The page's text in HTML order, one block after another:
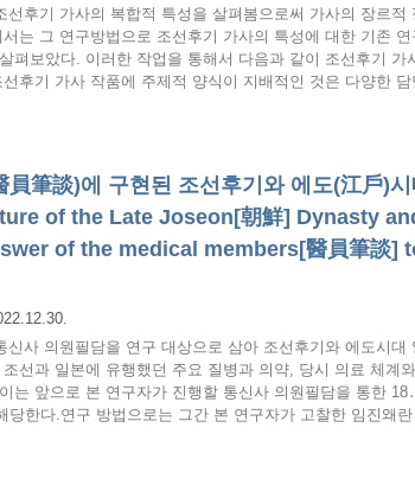
선후기 가사의 복합적 특성을 살펴봄으로써 가사의 장르
는 그 연구방법으로 조선후기 가사의 특성에 대한 기존
펴보았다. 이러한 작업을 통해서 다음과 같이 조선후기 가
후기 가사 작품에 주제적 양식이 지배적인 것은 다양한
員筆談)에 구현된 조선후기와 에도(江戶)
of the Late Joseon[朝鮮] Dynasty
of the medical members[醫員筆談]
신사 의원필담을 연구 대상으로 삼아 조선후기와 에도시
선과 일본에 유행했던 주요 질병과 의약, 당시 의료 체계
는 앞으로 본 연구자가 진행할 통신사 의원필담을 통한
당한다.연구 방법으로는 그간 본 연구자가 고찰한 임진왜